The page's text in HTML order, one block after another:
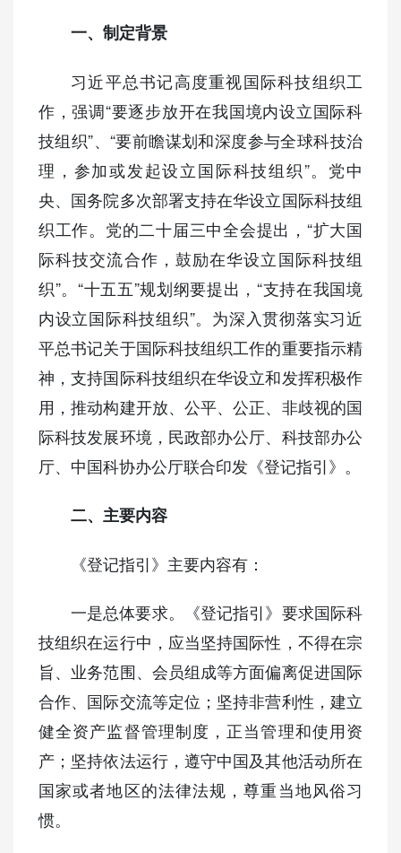
一、制定背景
习近平总书记高度重视国际科技组织工
作，强调“要逐步放开在我国境内设立国际科
技组织”、“要前瞻谋划和深度参与全球科技治
理，参加或发起设立国际科技组织”。党中
央、国务院多次部署支持在华设立国际科技组
织工作。党的二十届三中全会提出，“扩大国
际科技交流合作，鼓励在华设立国际科技组
织”。“十五五”规划纲要提出，“支持在我国境
内设立国际科技组织”。为深入贯彻落实习近
平总书记关于国际科技组织工作的重要指示精
神，支持国际科技组织在华设立和发挥积极作
用，推动构建开放、公平、公正、非歧视的国
际科技发展环境，民政部办公厅、科技部办公
厅、中国科协办公厅联合印发《登记指引》。
二、主要内容
《登记指引》主要内容有：
一是总体要求。《登记指引》要求国际科
技组织在运行中，应当坚持国际性，不得在宗
旨、业务范围、会员组成等方面偏离促进国际
合作、国际交流等定位；坚持非营利性，建立
健全资产监督管理制度，正当管理和使用资
产；坚持依法运行，遵守中国及其他活动所在
国家或者地区的法律法规，尊重当地风俗习
惯。